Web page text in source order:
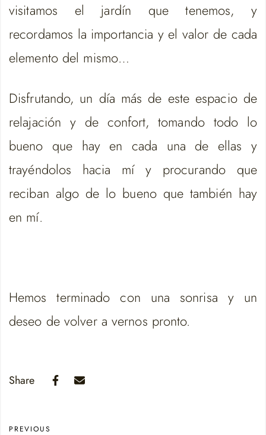
visitamos el jardín que tenemos, y
recordamos la importancia y el valor de cada
elemento del mismo…
Disfrutando, un día más de este espacio de
relajación y de confort, tomando todo lo
bueno que hay en cada una de ellas y
trayéndolos hacia mí y procurando que
reciban algo de lo bueno que también hay
en mí.
Hemos terminado con una sonrisa y un
deseo de volver a vernos pronto.
Share
PREVIOUS